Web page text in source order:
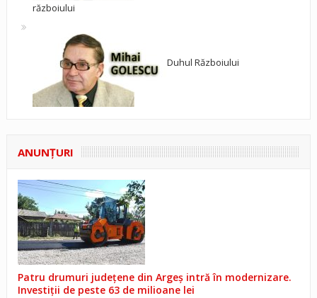
războiului
Duhul Războiului
ANUNŢURI
Patru drumuri județene din Argeș intră în modernizare.
Investiții de peste 63 de milioane lei